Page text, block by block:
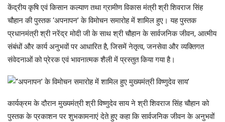
केंद्रीय कृषि एवं किसान कल्याण तथा ग्रामीण विकास मंत्री श्री शिवराज सिंह
चौहान की पुस्तक ‘अपनापन’ के विमोचन समारोह में शामिल हुए। यह पुस्तक
प्रधानमंत्री श्री नरेंद्र मोदी जी के साथ श्री चौहान के सार्वजनिक जीवन, आत्मीय
संबंधों और कार्य अनुभवों पर आधारित है, जिसमें नेतृत्व, जनसेवा और व्यक्तिगत
संवेदनाओं को प्रेरक एवं भावनात्मक शैली में प्रस्तुत किया गया है।
कार्यक्रम के दौरान मुख्यमंत्री श्री विष्णुदेव साय ने श्री शिवराज सिंह चौहान को
पुस्तक के प्रकाशन पर शुभकामनाएं देते हुए कहा कि सार्वजनिक जीवन के अनुभवों